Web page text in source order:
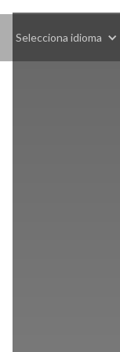
Selecciona idioma